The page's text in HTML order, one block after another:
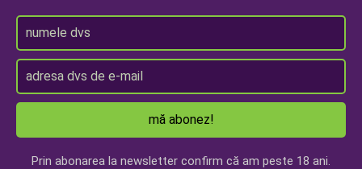
mă abonez!
Prin abonarea la newsletter confirm că am peste 18 ani.